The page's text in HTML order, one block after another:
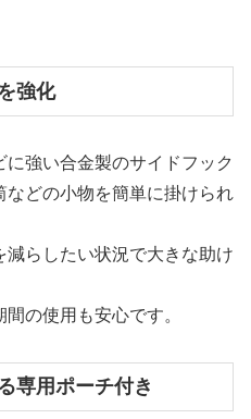
強化
強い合金製のサイドフック
どの小物を簡単に掛けられ
らしたい状況で大きな助け
の使用も安心です。
専用ポーチ付き